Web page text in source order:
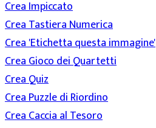
Crea Impiccato
Crea Tastiera Numerica
Crea 'Etichetta questa immagine'
Crea Gioco dei Quartetti
Crea Quiz
Crea Puzzle di Riordino
Crea Caccia al Tesoro